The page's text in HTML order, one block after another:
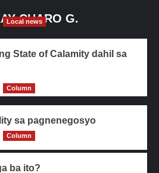
CHARO G.
Local news
State of Calamity dahil sa
Column
sa pagnenegosyo
Column
ba ito?